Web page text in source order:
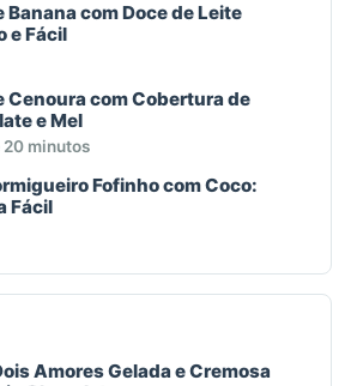
Banana com Doce de Leite
e Fácil
Cenoura com Cobertura de
e Mel
20 minutos
Fofinho com Coco:
Fácil
Amores Gelada e Cremosa